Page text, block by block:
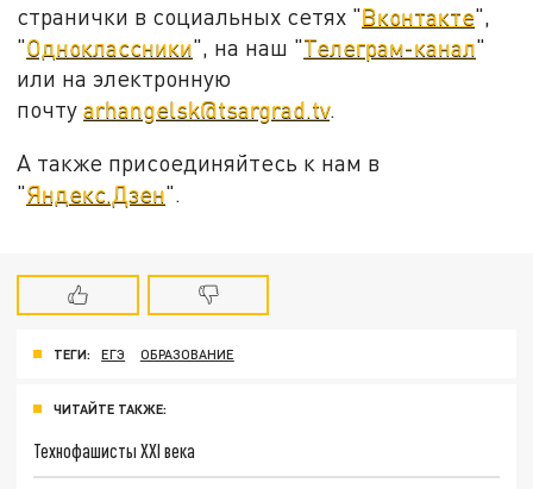
странички в социальных сетях "Вконтакте",
"Одноклассники", на наш "Телеграм-канал"
или на электронную
почтуarhangelsk@tsargrad.tv.
А также присоединяйтесь к нам в
"Яндекс.Дзен".
ТЕГИ: ЕГЭ ОБРАЗОВАНИЕ
ЧИТАЙТЕ ТАКЖЕ:
Технофашисты XXI века